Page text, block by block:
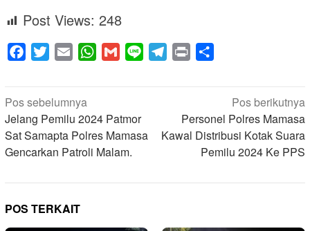
Post Views: 248
Facebook
Twitter Email WhatsApp
Gmail Line Telegram
Print
Navigasi
pos
Pos sebelumnya
Jelang Pemilu 2024 Patmor
Sat Samapta Polres Mamasa
Gencarkan Patroli Malam.
Pos berikutnya
Personel Polres Mamasa
Kawal Distribusi Kotak Suara
Pemilu 2024 Ke PPS
POS TERKAIT